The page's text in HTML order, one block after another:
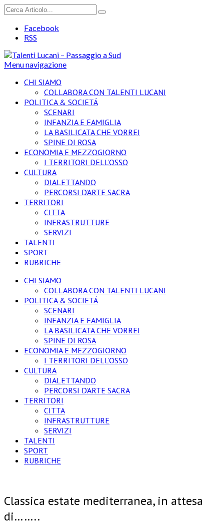
Facebook
RSS
Menu navigazione
CHI SIAMO
COLLABORA CON TALENTI LUCANI
POLITICA & SOCIETÁ
SCENARI
INFANZIA E FAMIGLIA
LA BASILICATA CHE VORREI
SPINE DI ROSA
ECONOMIA E MEZZOGIORNO
I TERRITORI DELL’OSSO
CULTURA
DIALETTANDO
PERCORSI D’ARTE SACRA
TERRITORI
CITTA
INFRASTRUTTURE
SERVIZI
TALENTI
SPORT
RUBRICHE
CHI SIAMO
COLLABORA CON TALENTI LUCANI
POLITICA & SOCIETÁ
SCENARI
INFANZIA E FAMIGLIA
LA BASILICATA CHE VORREI
SPINE DI ROSA
ECONOMIA E MEZZOGIORNO
I TERRITORI DELL’OSSO
CULTURA
DIALETTANDO
PERCORSI D’ARTE SACRA
TERRITORI
CITTA
INFRASTRUTTURE
SERVIZI
TALENTI
SPORT
RUBRICHE
Classica estate mediterranea, in attesa
di……..